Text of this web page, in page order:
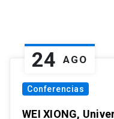
24 AGO
Conferencias
WEI XIONG,